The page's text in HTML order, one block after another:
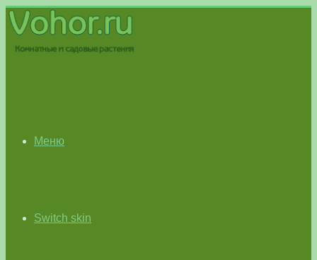
Меню
Switch skin